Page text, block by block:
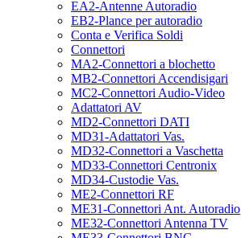
EA2-Antenne Autoradio
EB2-Plance per autoradio
Conta e Verifica Soldi
Connettori
MA2-Connettori a blochetto
MB2-Connettori Accendisigari
MC2-Connettori Audio-Video
Adattatori AV
MD2-Connettori DATI
MD31-Adattatori Vas.
MD32-Connettori a Vaschetta
MD33-Connettori Centronix
MD34-Custodie Vas.
ME2-Connettori RF
ME31-Connettori Ant. Autoradio
ME32-Connettori Antenna TV